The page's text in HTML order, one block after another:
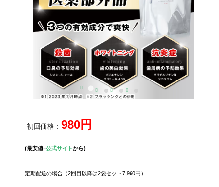
初回価格： 980円
(最安値=公式サイトから)
定期配送の場合（2回目以降は2袋セット7,960円）